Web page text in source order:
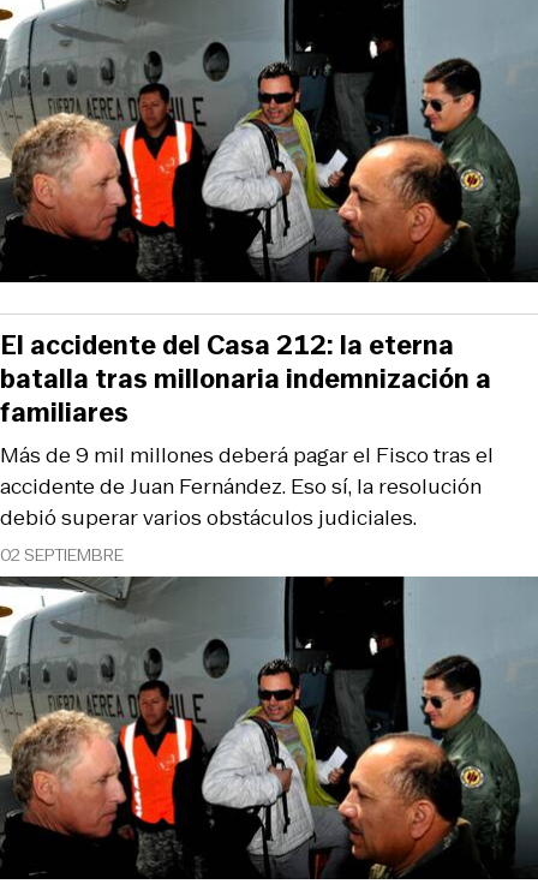
02 SEPTIEMBRE
Más de 9 mil millones deberá pagar el Fisco tras el
accidente de Juan Fernández. Eso sí, la resolución
debió superar varios obstáculos judiciales.
El accidente del Casa 212: la eterna
batalla tras millonaria indemnización a
familiares